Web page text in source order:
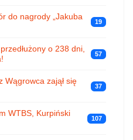
do nagrody „Jakuba
19
o 238 dni,
57
Wągrowca zajął się
37
WTBS, Kurpiński
107